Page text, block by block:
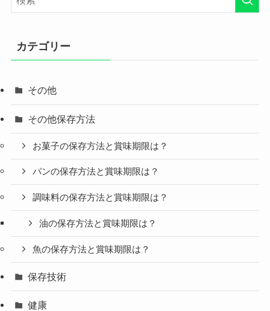
カテゴリー
その他
その他保存方法
お菓子の保存方法と賞味期限は？
パンの保存方法と賞味期限は？
調味料の保存方法と賞味期限は？
油の保存方法と賞味期限は？
魚の保存方法と賞味期限は？
保存技術
健康